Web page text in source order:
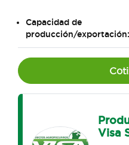
Capacidad de
producción/exportación:
Visa